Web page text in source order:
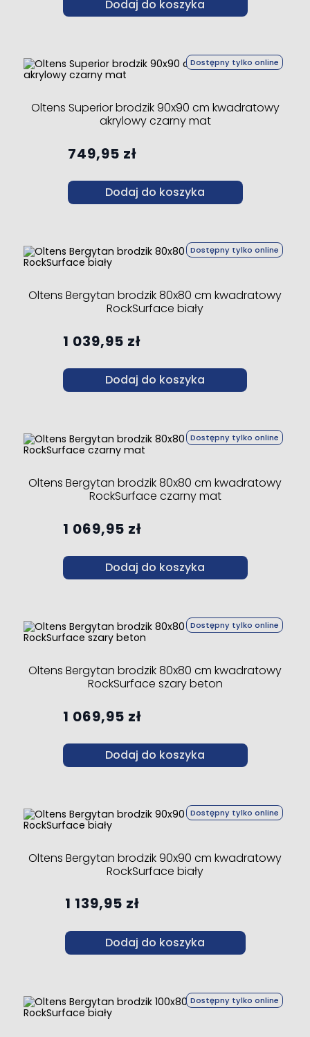
Dodaj do koszyka
Dostępny tylko online
Oltens Superior brodzik 90x90 cm kwadratowy
akrylowy czarny mat
749,95 zł
Dodaj do koszyka
Dostępny tylko online
Oltens Bergytan brodzik 80x80 cm kwadratowy
RockSurface biały
1 039,95 zł
Dodaj do koszyka
Dostępny tylko online
Oltens Bergytan brodzik 80x80 cm kwadratowy
RockSurface czarny mat
1 069,95 zł
Dodaj do koszyka
Dostępny tylko online
Oltens Bergytan brodzik 80x80 cm kwadratowy
RockSurface szary beton
1 069,95 zł
Dodaj do koszyka
Dostępny tylko online
Oltens Bergytan brodzik 90x90 cm kwadratowy
RockSurface biały
1 139,95 zł
Dodaj do koszyka
Dostępny tylko online